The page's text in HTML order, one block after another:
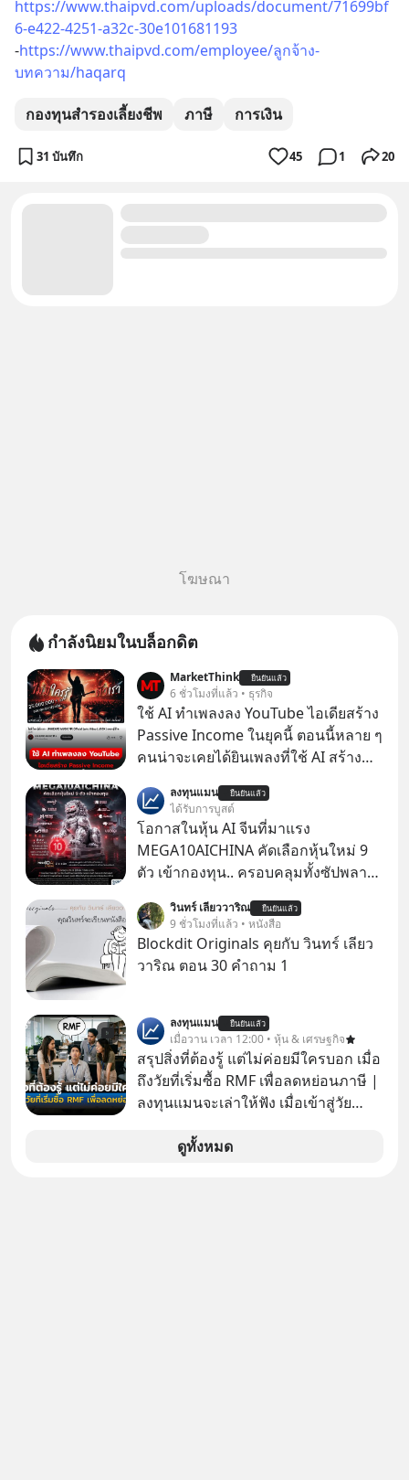
https://www.thaipvd.com/uploads/document/71699bf
6-e422-4251-a32c-30e101681193
-https://www.thaipvd.com/employee/ลูกจ้าง-
บทความ/haqarq
กองทุนสำรองเลี้ยงชีพ ภาษี การเงิน
31 บันทึก 45 1 20
โฆษณา
กำลังนิยมในบล็อกดิต
MarketThink ยืนยันแล้ว
6 ชั่วโมงที่แล้ว • ธุรกิจ
ใช้ AI ทำเพลงลง YouTube ไอเดียสร้าง
Passive Income ในยุคนี้ ตอนนี้หลาย ๆ
คนน่าจะเคยได้ยินเพลงที่ใช้ AI สร้าง
รู้ตัวเรา” จากช่องชื่อว่า UNHEARD
MUSIC ที่ตอนนี้มียอดรับชมกว่า 26
ล้านครั้งแล้ว
ลงทุนแมน ยืนยันแล้ว
ได้รับการบูสต์
โอกาสในหุ้น AI จีนที่มาแรง
MEGA10AICHINA คัดเลือกหุ้นใหม่ 9
ตัว เข้ากองทุน.. ครอบคลุมทั้งซัปพลาย
โปรโมชัน ลด 50% ค่าธรรมเนียมซื้อ |
ยอด 2 ล้านบาทขึ้นไป ฟรีค่าธรรมเนียม
ซื้อ
วินทร์ เลียววาริณ ยืนยันแล้ว
9 ชั่วโมงที่แล้ว • หนังสือ
Blockdit Originals คุยกับ วินทร์ เลียว
วาริณ ตอน 30 คำถาม 1
ลงทุนแมน ยืนยันแล้ว
เมื่อวาน เวลา 12:00 • หุ้น & เศรษฐกิจ
สรุปสิ่งที่ต้องรู้ แต่ไม่ค่อยมีใครบอก เมื่อ
ถึงวัยที่เริ่มซื้อ RMF เพื่อลดหย่อนภาษี |
ลงทุนแมนจะเล่าให้ฟัง เมื่อเข้าสู่วัย
ดูทั้งหมด